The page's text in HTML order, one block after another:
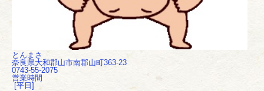
とんまさ
奈良県大和郡山市南郡山町363-23
0743-55-2075
営業時間
[平日]